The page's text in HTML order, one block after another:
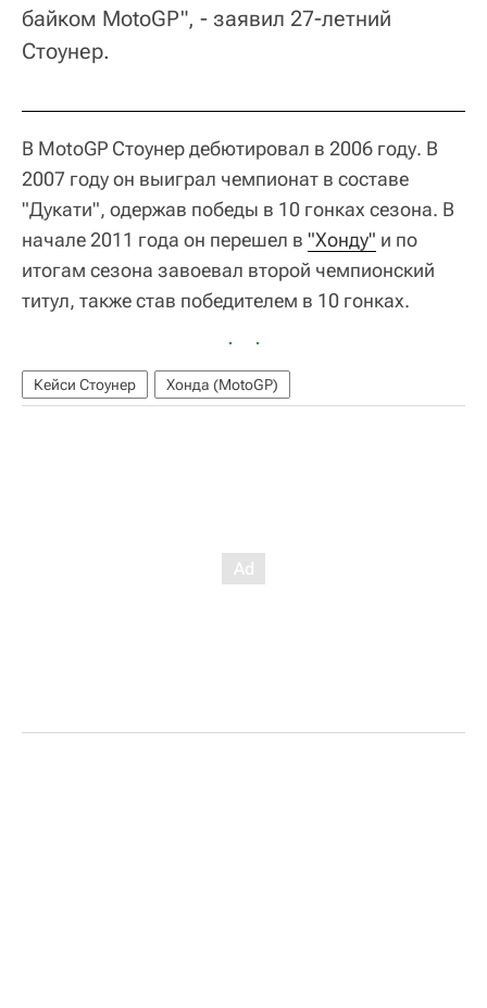
байком MotoGP", - заявил 27-летний
Стоунер.
В MotoGP Стоунер дебютировал в 2006 году. В
2007 году он выиграл чемпионат в составе
"Дукати", одержав победы в 10 гонках сезона. В
начале 2011 года он перешел в "Хонду" и по
итогам сезона завоевал второй чемпионский
титул, также став победителем в 10 гонках.
Кейси Стоунер Хонда (MotoGP)